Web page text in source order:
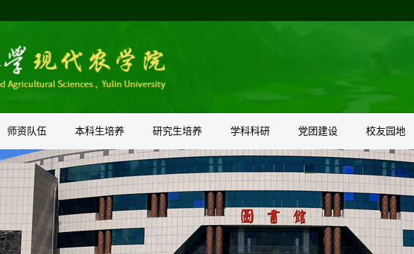
师资队伍 本科生培养 研究生培养 学科科研 党团建设 校友园地